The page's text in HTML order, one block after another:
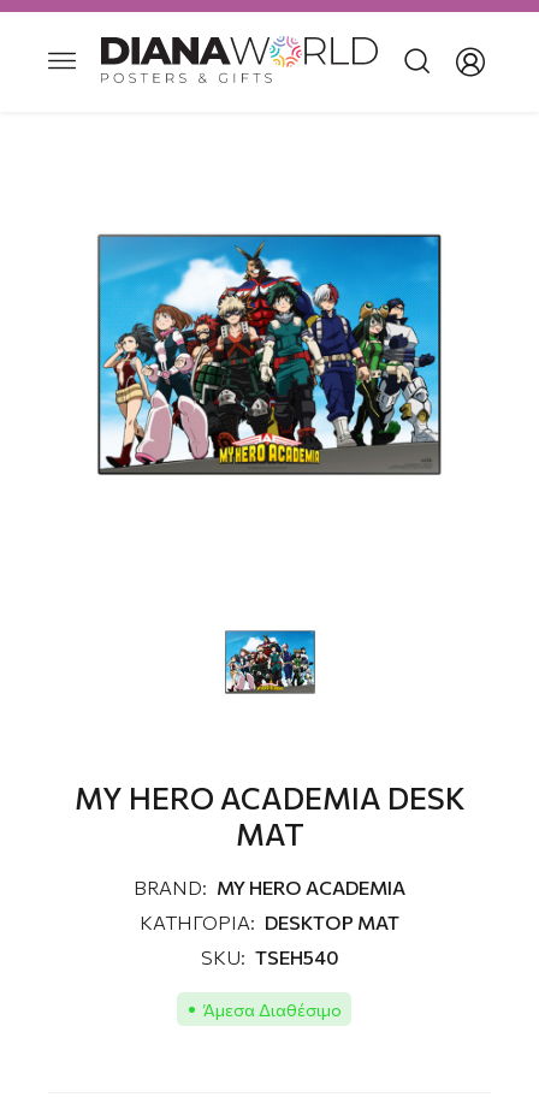
MY HERO ACADEMIA DESK
MAT
BRAND: MY HERO ACADEMIA
ΚΑΤΗΓΟΡΙΑ: DESKTOP MAT
SKU: TSEH540
Άμεσα Διαθέσιμο